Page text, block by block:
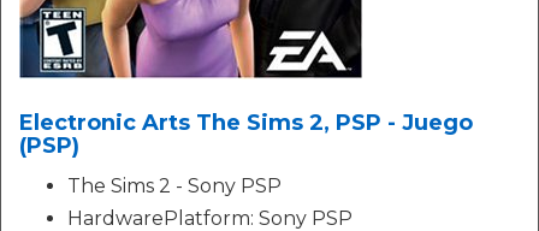
Electronic Arts The Sims 2, PSP - Juego
(PSP)
The Sims 2 - Sony PSP
HardwarePlatform: Sony PSP